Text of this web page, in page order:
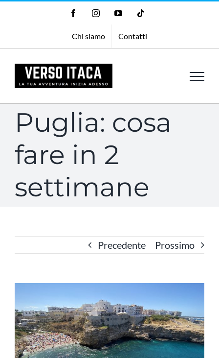
FacebookInstagramYouTube
Chi siamo Contatti
Puglia: cosa
fare in 2
settimane
Precedente Prossimo
immagine